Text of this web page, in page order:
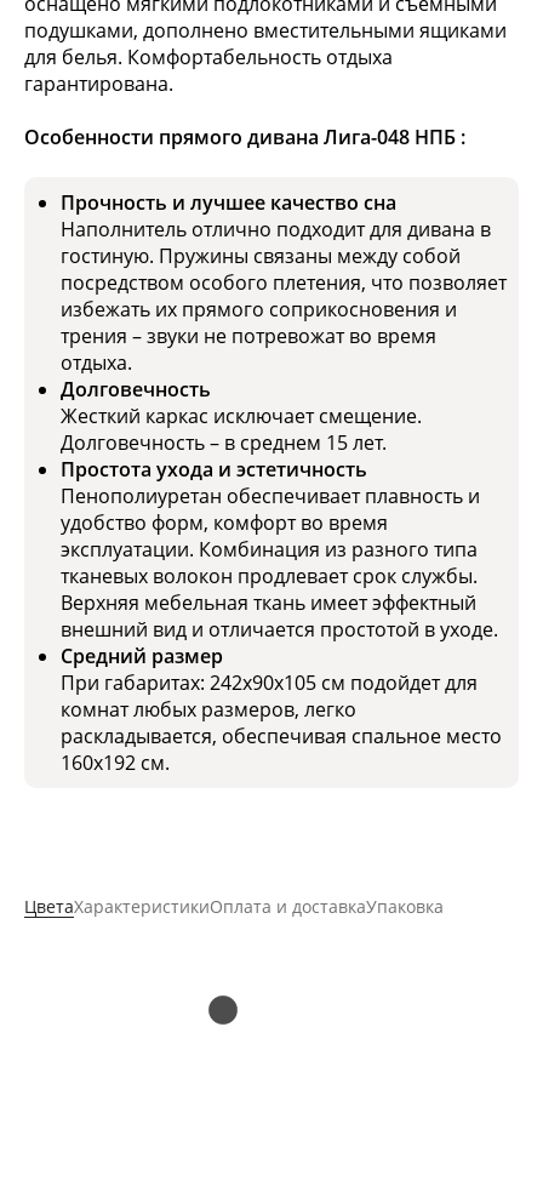
подушками, дополнено вместительными ящиками
для белья. Комфортабельность отдыха
гарантирована.
Особенности прямого дивана Лига-048 НПБ :
Прочность и лучшее качество сна
Наполнитель отлично подходит для дивана в
гостиную. Пружины связаны между собой
посредством особого плетения, что позволяет
избежать их прямого соприкосновения и
трения – звуки не потревожат во время
отдыха.
Долговечность
Жесткий каркас исключает смещение.
Долговечность – в среднем 15 лет.
Простота ухода и эстетичность
Пенополиуретан обеспечивает плавность и
удобство форм, комфорт во время
эксплуатации. Комбинация из разного типа
тканевых волокон продлевает срок службы.
Верхняя мебельная ткань имеет эффектный
внешний вид и отличается простотой в уходе.
Средний размер
При габаритах: 242x90x105 см подойдет для
комнат любых размеров, легко
раскладывается, обеспечивая спальное место
160x192 см.
ЦветаХарактеристикиОплата и доставкаУпаковка